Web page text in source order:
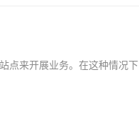
点来开展业务。在这种情况下